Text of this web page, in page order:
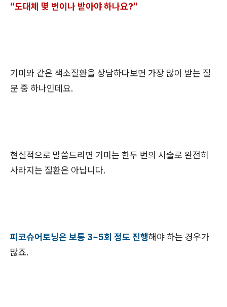
“도대체 몇 번이나 받아야 하나요?”
기미와 같은 색소질환을 상담하다보면 가장 많이 받는 질
문 중 하나인데요.
현실적으로 말씀드리면 기미는 한두 번의 시술로 완전히
사라지는 질환은 아닙니다.
피코슈어토닝은 보통 3~5회 정도 진행해야 하는 경우가
많죠.